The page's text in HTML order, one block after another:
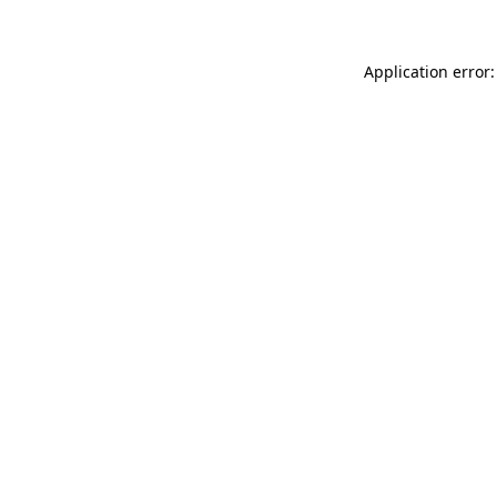
Application